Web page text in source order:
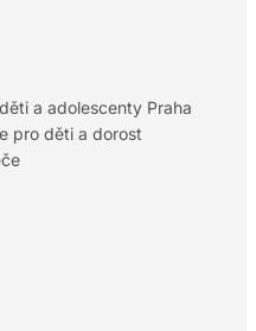
a adolescenty Praha
pro děti a dorost